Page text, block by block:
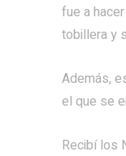
fue a
tobillera y
Además,
el que se
Recibí los